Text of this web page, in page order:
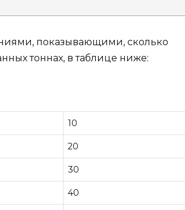
показывающими, сколько
тоннах, в таблице ниже:
10
20
30
40